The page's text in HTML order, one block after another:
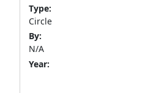
Type:
Circle
By:
N/A
Year: